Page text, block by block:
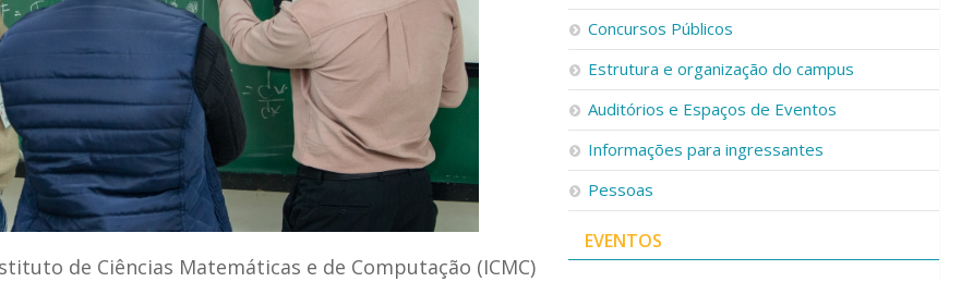
de Ciências Matemáticas e de Computação (ICMC)
Concursos Públicos
Estrutura e organização do campus
Auditórios e Espaços de Eventos
Informações para ingressantes
Pessoas
EVENTOS